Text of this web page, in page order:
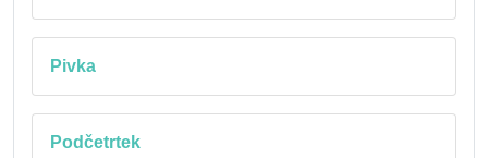
Pivka
Podčetrtek